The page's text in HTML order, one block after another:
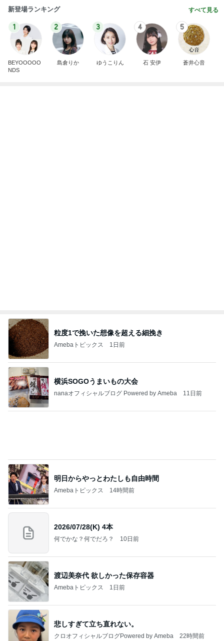
新登場ランキング すべて見る
1
BEYOOOOO
NDS
2
島倉りか
3
ゆうこりん
4
石 安伊
5
蒼井心音
粒度1で挽いた想像を超える細挽き
Amebaトピックス 1日前
横浜SOGOうまいもの大会
nanaオフィシャルブログ Powered by Ameba 11日前
明日からやっとわたしも自由時間
Amebaトピックス 14時間前
2026/07/28(K) 4本
何でかな？何でだろ？ 10日前
渡辺美奈代 欲しかった保存容器
Amebaトピックス 1日前
悲しすぎて立ち直れない。
クロオフィシャルブログPowered by Ameba 22時間前